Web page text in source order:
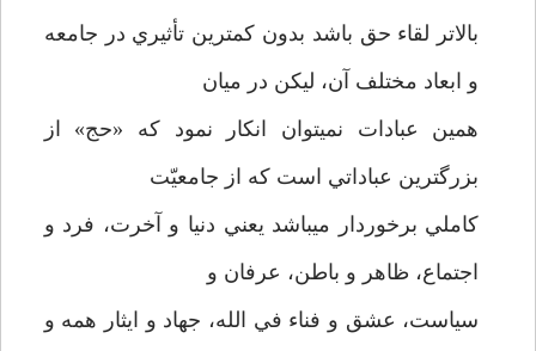
بالاتر لقاء حق باشد بدون كمترين تأثيري در جامعه
و ابعاد مختلف آن، ليكن در ميان
همين عبادات نمي­توان انكار نمود كه «حج» از
بزرگترين عباداتي است كه از جامعيّت
كاملي برخوردار مي­باشد يعني دنيا و آخرت، فرد و
اجتماع، ظاهر و باطن، عرفان و
سياست، عشق و فناء في الله، جهاد و ايثار همه و